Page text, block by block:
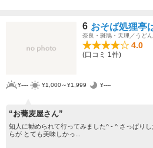
6 おそば処狸亭
奈良・斑鳩・天理／うど
4.0
(口コミ 1件)
¥---- ¥1,000～¥1,999 ¥----
“お蕎麦屋さん”
知人に勧められて行ってみました^ - ^ さっぱり
らが とても美味しかっ...